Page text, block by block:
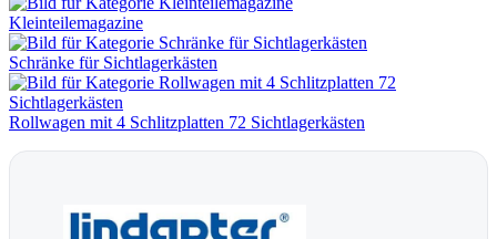
Kleinteilemagazine
Schränke für Sichtlagerkästen
Rollwagen mit 4 Schlitzplatten 72 Sichtlagerkästen